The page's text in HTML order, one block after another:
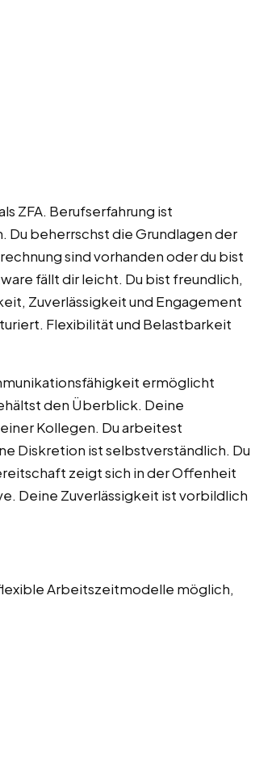
ZFA. Berufserfahrung ist
beherrschst die Grundlagen der
sind vorhanden oder du bist
fällt dir leicht. Du bist freundlich,
Zuverlässigkeit und Engagement
Flexibilität und Belastbarkeit
ermöglicht
den Überblick. Deine
Kollegen. Du arbeitest
Diskretion ist selbstverständlich. Du
zeigt sich in der Offenheit
Deine Zuverlässigkeit ist vorbildlich
Arbeitszeitmodelle möglich,